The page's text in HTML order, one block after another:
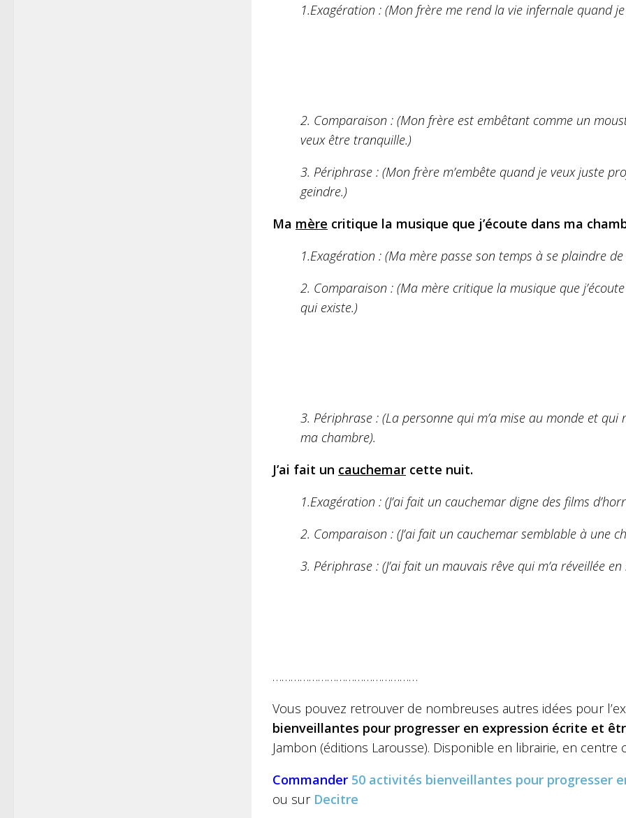
1.Exagération : (Mon frère me rend la vie infernale quand
2. Comparaison : (Mon frère est embêtant comme un
veux être tranquille.)
3. Périphrase : (Mon frère m’embête quand je veux juste
geindre.)
Ma mère critique la musique que j’écoute dans ma
1.Exagération : (Ma mère passe son temps à se plaindre
2. Comparaison : (Ma mère critique la musique que
qui existe.)
3. Périphrase : (La personne qui m’a mise au monde et qui
ma chambre).
J’ai fait un cauchemar cette nuit.
1.Exagération : (J’ai fait un cauchemar digne des films
2. Comparaison : (J’ai fait un cauchemar semblable à une
3. Périphrase : (J’ai fait un mauvais rêve qui m’a réveillée
…………………………………………
Vous pouvez retrouver de nombreuses autres idées pour
bienveillantes pour progresser en expression écrite et
Jambon (éditions Larousse). Disponible en librairie, en
Commander 50 activités bienveillantes pour progresser
ou sur Decitre